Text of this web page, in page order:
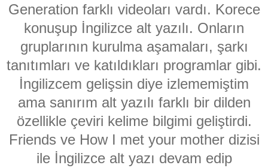
Generation farklı videoları vardı. Korece
konuşup İngilizce alt yazılı. Onların
gruplarının kurulma aşamaları, şarkı
tanıtımları ve katıldıkları programlar gibi.
İngilizcem gelişsin diye izlememiştim
ama sanırım alt yazılı farklı bir dilden
özellikle çeviri kelime bilgimi geliştirdi.
Friends ve How I met your mother dizisi
ile İngilizce alt yazı devam edip